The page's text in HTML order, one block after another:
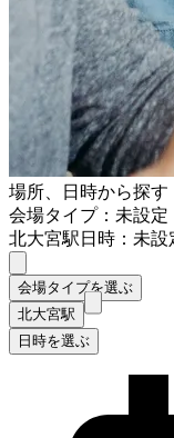
場所、日時から探す
会場タイプ：未設定
北大宮駅日時：未設
会場タイプを選ぶ
北大宮駅
日時を選ぶ